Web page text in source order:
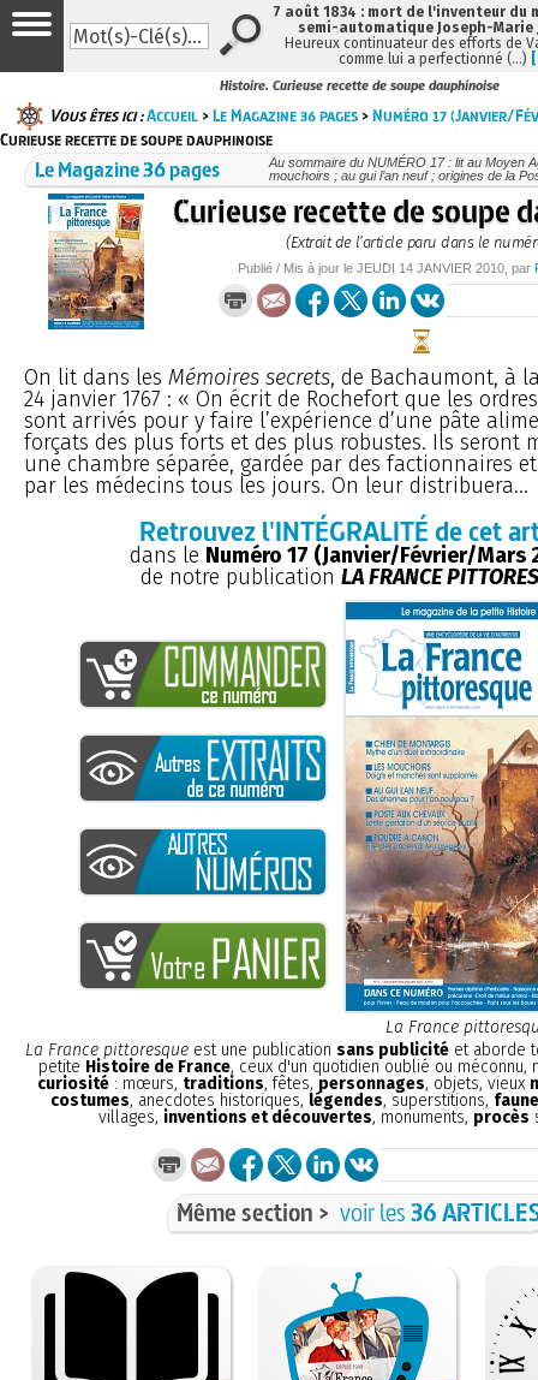
Histoire. Curieuse recette de soupe dauphinoise
Vous êtes ici :Accueil >Le Magazine 36 pages >Numéro 17 (Janvier/
Curieuse recette de soupe dauphinoise
Le Magazine 36 pages
Au sommaire du NUMÉRO 17 : lit au Moyen
mouchoirs ; au gui l’an neuf ; origines de la
Curieuse recette de soupe
(Extrait de l’article paru dans le
Publié / Mis à jour leJEUDI 14 JANVIER 2010 , par
On lit dans les Mémoires secrets, de Bachaumont, à
24 janvier 1767 : « On écrit de Rochefort que les
sont arrivés pour y faire l’expérience d’une pâte
forçats des plus forts et des plus robustes. Ils seront
une chambre séparée, gardée par des factionnaires
par les médecins tous les jours. On leur distribuera...
Retrouvez l'INTÉGRALITÉ de cet
dans le Numéro 17 (Janvier/Février/Mars
de notre publication LA FRANCE
La France
La France pittoresque est une publication sans publicité et aborde
petite Histoire de France, ceux d'un quotidien oublié ou méconnu,
curiosité : mœurs, traditions, fêtes, personnages, objets, vieux
costumes, anecdotes historiques, légendes, superstitions,
villages, inventions et découvertes, monuments, procès
Même section > voir les36
7 août 1834 : mort de l'inventeur du
semi-automatique Joseph-Marie
Heureux continuateur des efforts de
comme lui a perfectionné (…)